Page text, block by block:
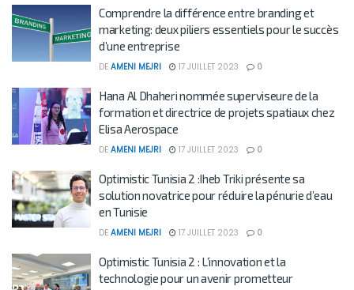
Comprendre la différence entre branding et
marketing: deux piliers essentiels pour le succès
d’une entreprise
DE AMENI MEJRI 17 JUILLET 2023 0
Hana Al Dhaheri nommée superviseure de la
formation et directrice de projets spatiaux chez
Elisa Aerospace
DE AMENI MEJRI 17 JUILLET 2023 0
Optimistic Tunisia 2 :Iheb Triki présente sa
solution novatrice pour réduire la pénurie d’eau
en Tunisie
DE AMENI MEJRI 17 JUILLET 2023 0
Optimistic Tunisia 2 : L’innovation et la
technologie pour un avenir prometteur